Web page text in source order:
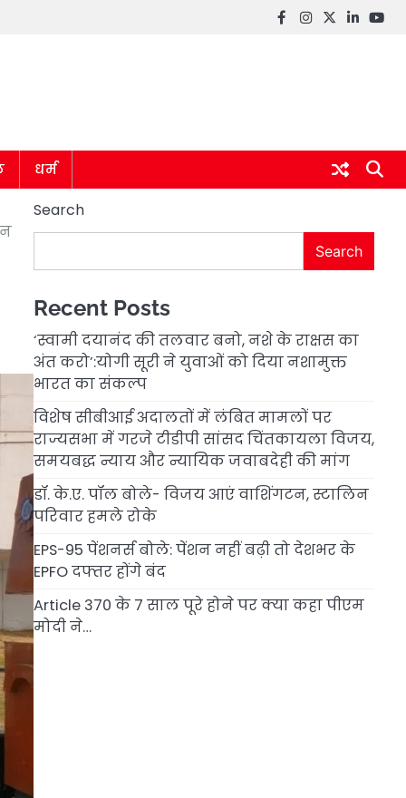
Facebook
instagram
twitter
linkedin
धर्म
Search
Search
Recent Posts
‘स्वामी दयानंद की तलवार बनो, नशे के राक्षस का
अंत करो’:योगी सूरी ने युवाओं को दिया नशामुक्त
भारत का संकल्प
विशेष सीबीआई अदालतों में लंबित मामलों पर
राज्यसभा में गरजे टीडीपी सांसद चिंतकायला विजय,
समयबद्ध न्याय और न्यायिक जवाबदेही की मांग
डॉ. के.ए. पॉल बोले- विजय आएं वाशिंगटन, स्टालिन
परिवार हमले रोके
EPS-95 पेंशनर्स बोले: पेंशन नहीं बढ़ी तो देशभर के
EPFO दफ्तर होंगे बंद
Article 370 के 7 साल पूरे होने पर क्या कहा पीएम
मोदी ने…